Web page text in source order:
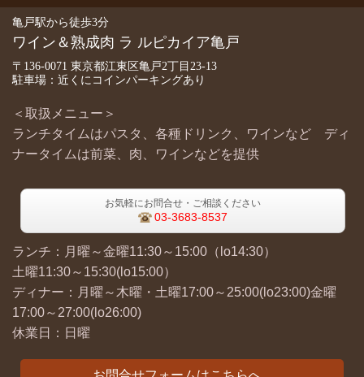
亀戸駅から徒歩3分
ワイン＆熟成肉 ラ ルピカイア亀戸
〒136-0071 東京都江東区亀戸2丁目23-13
駐車場：近くにコインパーキングあり
＜取扱メニュー＞
ランチタイムはパスタ、各種ドリンク、ワインなど ディ
ナータイムは前菜、肉、ワインなどを提供
お気軽にお問合せ・ご相談ください
03-3683-8537
ランチ：月曜～金曜11:30～15:00（lo14:30）
土曜11:30～15:30(lo15:00）
ディナー：月曜～木曜・土曜17:00～25:00(lo23:00)金曜
17:00～27:00(lo26:00)
休業日：日曜